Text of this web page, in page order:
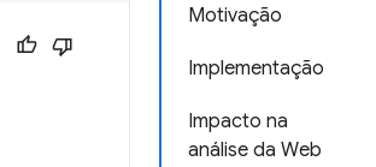
Motivação
Implementação
Impacto na
análise da Web